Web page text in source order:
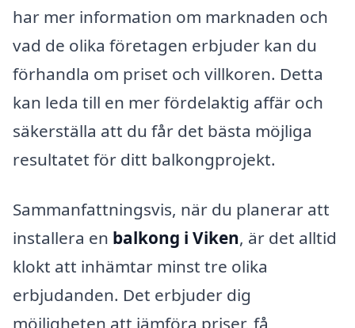
har mer information om marknaden och
vad de olika företagen erbjuder kan du
förhandla om priset och villkoren. Detta
kan leda till en mer fördelaktig affär och
säkerställa att du får det bästa möjliga
resultatet för ditt balkongprojekt.
Sammanfattningsvis, när du planerar att
installera en balkong i Viken, är det alltid
klokt att inhämtar minst tre olika
erbjudanden. Det erbjuder dig